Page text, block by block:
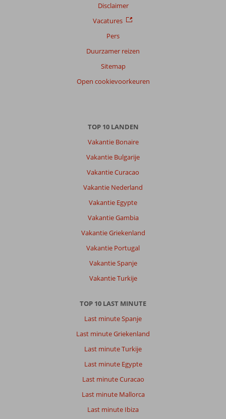
Disclaimer
Vacatures
Pers
Duurzamer reizen
Sitemap
Open cookievoorkeuren
TOP 10 LANDEN
Vakantie Bonaire
Vakantie Bulgarije
Vakantie Curacao
Vakantie Nederland
Vakantie Egypte
Vakantie Gambia
Vakantie Griekenland
Vakantie Portugal
Vakantie Spanje
Vakantie Turkije
TOP 10 LAST MINUTE
Last minute Spanje
Last minute Griekenland
Last minute Turkije
Last minute Egypte
Last minute Curacao
Last minute Mallorca
Last minute Ibiza